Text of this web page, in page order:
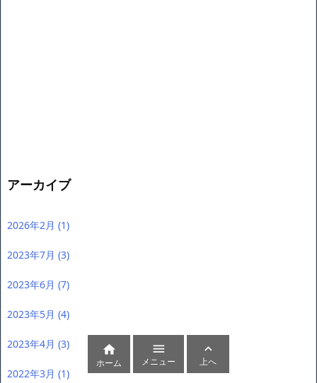
アーカイブ
2026年2月 (1)
2023年7月 (3)
2023年6月 (7)
2023年5月 (4)
2023年4月 (3)
2022年3月 (1)

ホーム

メニュー

上へ